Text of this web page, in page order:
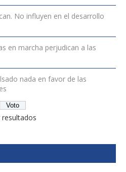
No influyen en el desarrollo
en marcha perjudican a las
nada en favor de las
resultados